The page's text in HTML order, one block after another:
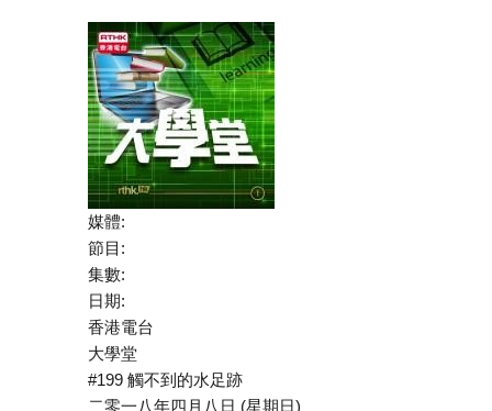
媒體:
節目:
集數:
日期:
香港電台
大學堂
#199 觸不到的水足跡
二零一八年四月八日 (星期日)